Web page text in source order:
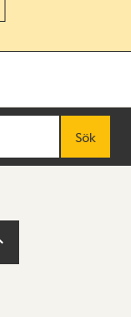
Sök